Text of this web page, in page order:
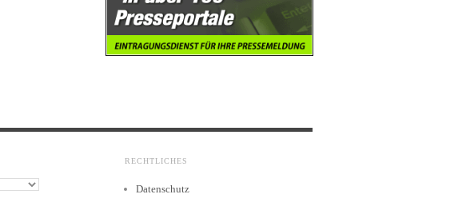
RECHTLICHES
Datenschutz